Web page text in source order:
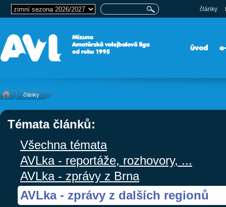
články
úvod
články
Témata článků:
Všechna témata
AVLka - reportáže, rozhovory, ...
AVLka - zprávy z Brna
AVLka - zprávy z dalších regionů